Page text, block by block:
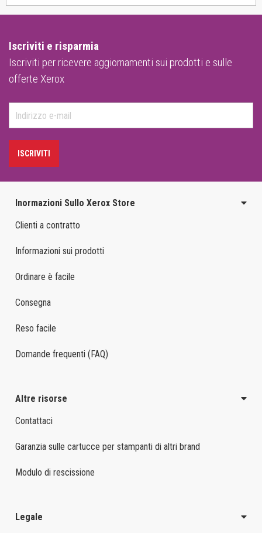
Iscriviti e risparmia
Iscriviti per ricevere aggiornamenti sui prodotti e sulle
offerte Xerox
ISCRIVITI
Inormazioni Sullo Xerox Store
Clienti a contratto
Informazioni sui prodotti
Ordinare è facile
Consegna
Reso facile
Domande frequenti (FAQ)
Altre risorse
Contattaci
Garanzia sulle cartucce per stampanti di altri brand
Modulo di rescissione
Legale